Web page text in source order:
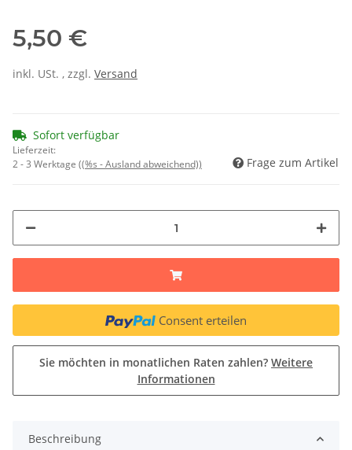
5,50 €
inkl. USt. , zzgl. Versand
Sofort verfügbar
Lieferzeit:
2 - 3 Werktage ((%s - Ausland abweichend)) Frage zum Artikel
Consent erteilen
Sie möchten in monatlichen Raten zahlen? Weitere
Informationen
Beschreibung